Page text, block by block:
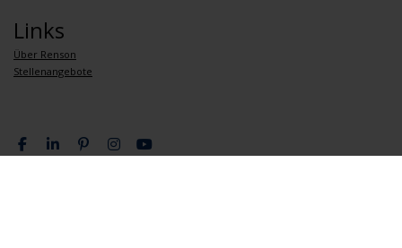
Links
Über Renson
Stellenangebote